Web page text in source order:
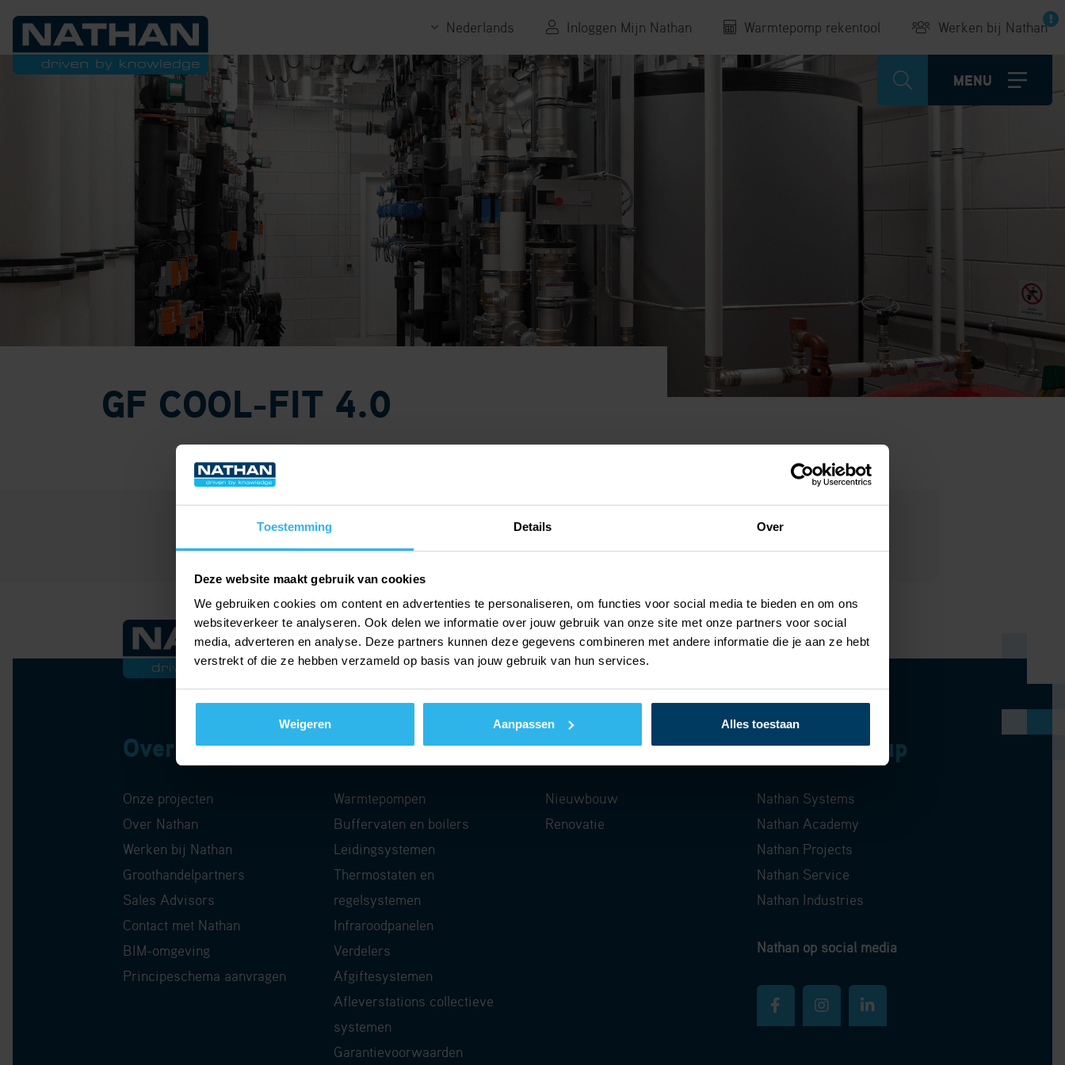
Toestemming Details Over
Deze website maakt gebruik van cookies
We gebruiken cookies om content en advertenties te personaliseren, om functies voor social media te bieden en om ons
websiteverkeer te analyseren. Ook delen we informatie over jouw gebruik van onze site met onze partners voor social
media, adverteren en analyse. Deze partners kunnen deze gegevens combineren met andere informatie die je aan ze hebt
verstrekt of die ze hebben verzameld op basis van jouw gebruik van hun services.
Weigeren Aanpassen Alles toestaan
Werken bij Nathan
Warmtepomp rekentool
Inloggen Mijn Nathan
Nederlands
MENU
GF COOL-FIT 4.0
Over Nathan
Onze projecten
Over Nathan
Werken bij Nathan
Groothandelpartners
Sales Advisors
Contact met Nathan
BIM-omgeving
Principeschema aanvragen
Producten
Warmtepompen
Buffervaten en boilers
Leidingsystemen
Thermostaten en
regelsystemen
Infraroodpanelen
Verdelers
Afgiftesystemen
Afleverstations collectieve
systemen
Garantievoorwaarden
Totaaloplossingen
Nieuwbouw
Renovatie
Nathan Group
Nathan Systems
Nathan Academy
Nathan Projects
Nathan Service
Nathan Industries
Nathan op social media